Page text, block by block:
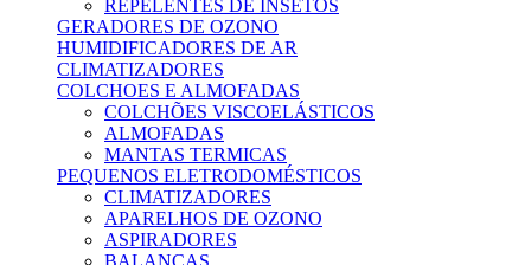
REPELENTES DE INSETOS
GERADORES DE OZONO
HUMIDIFICADORES DE AR
CLIMATIZADORES
COLCHOES E ALMOFADAS
COLCHÕES VISCOELÁSTICOS
ALMOFADAS
MANTAS TERMICAS
PEQUENOS ELETRODOMÉSTICOS
CLIMATIZADORES
APARELHOS DE OZONO
ASPIRADORES
BALANÇAS